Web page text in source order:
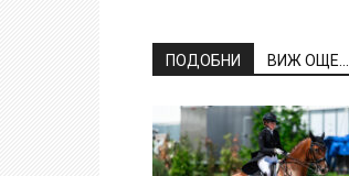
ПОДОБНИ ВИЖ ОЩЕ...